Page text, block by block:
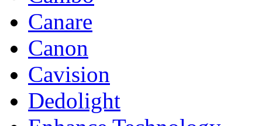
Canare
Canon
Cavision
Dedolight